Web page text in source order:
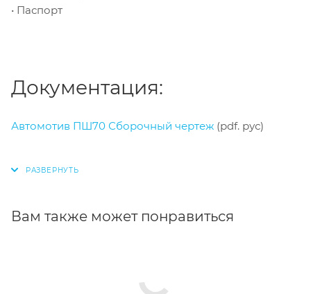
• Паспорт
Документация:
Автомотив ПШ70 Сборочный чертеж (pdf. рус)
Вам также может понравиться